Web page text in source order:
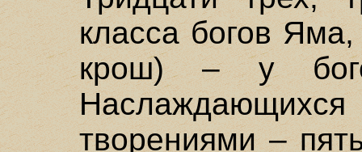
класса богов
крош) – у
творениями –